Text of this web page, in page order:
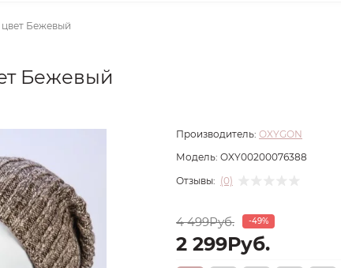
цвет Бежевый
Бежевый
Производитель: OXYGON
Модель: OXY00200076388
Отзывы: (0)
4 499Руб. -49%
2 299Руб.